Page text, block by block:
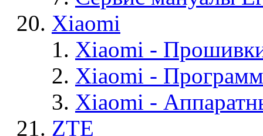
Xiaomi
Xiaomi -
Xiaomi -
Xiaomi -
ZTE